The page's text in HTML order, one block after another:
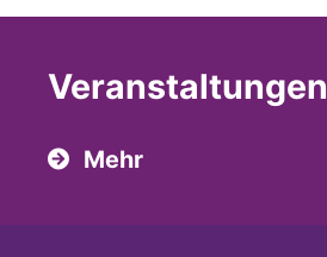
Veranstaltungen
Mehr